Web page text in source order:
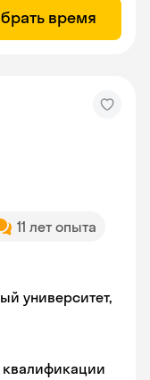
время
11 лет опыта
университет,